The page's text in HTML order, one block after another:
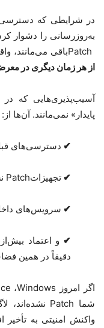
در شرایطی که دسترسی
به‌روزرسانی را دشوار
Patchباقی می‌مانند،
از هر زمان دیگری در
آسیب‌پذیری‌هایی که در
پایدار» نمی‌مانند. آن‌ها از :
✔ دسترسی‌های
✔ تجهیزاتPatch‌
✔ سرویس‌های
✔ و اعتماد
دقیقاً در همین
اگر امروز Windows،
شما Patch نشده‌اند،
واکنش امنیتی به تأخیر